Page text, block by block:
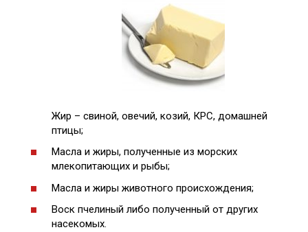
Жир – свиной, овечий, козий, КРС, домашней
птицы;
Масла и жиры, полученные из морских
млекопитающих и рыбы;
Масла и жиры животного происхождения;
Воск пчелиный либо полученный от других
насекомых.